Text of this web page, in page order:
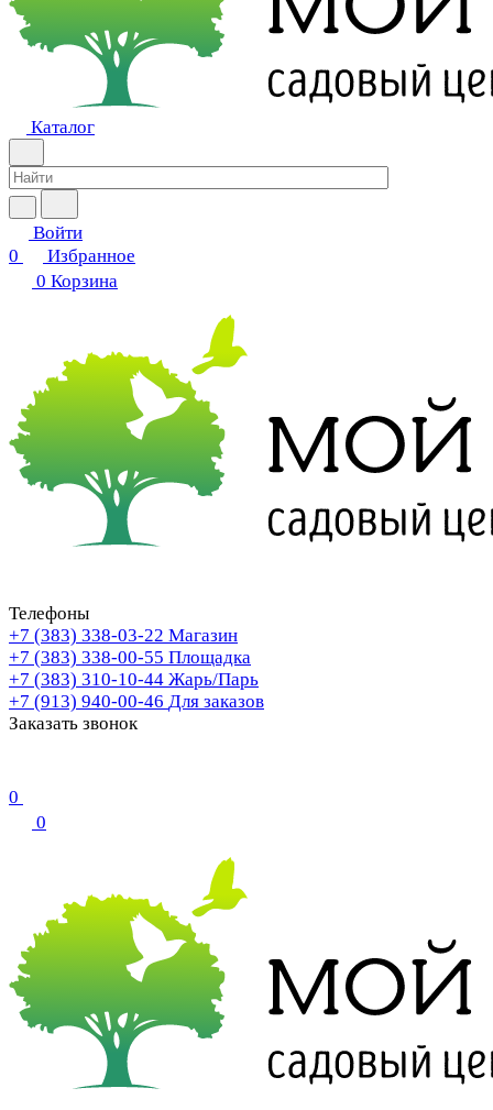
Каталог
Войти
0
Избранное
0 Корзина
Телефоны
+7 (383) 338-03-22 Магазин
+7 (383) 338-00-55 Площадка
+7 (383) 310-10-44 Жарь/Парь
+7 (913) 940-00-46 Для заказов
Заказать звонок
0
0